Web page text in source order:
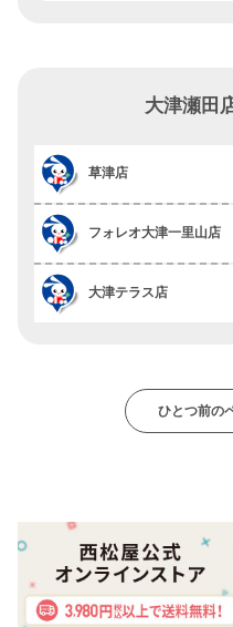
大津瀬田
草津店
フォレオ大津一里山店
大津テラス店
ひとつ前の